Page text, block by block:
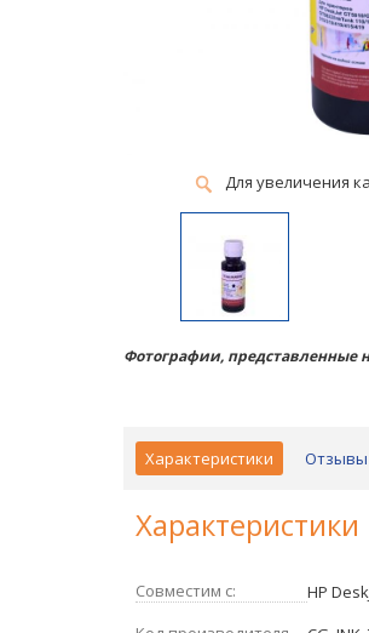
Для увеличения
Фотографии, представленные
Характеристики Отзывы
Характеристики
Совместим с:
HP